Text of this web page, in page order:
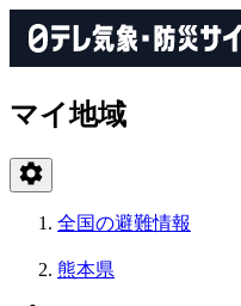
マイ地域
全国の避難情報
熊本県